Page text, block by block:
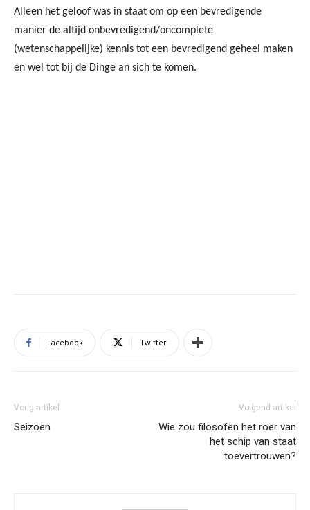
Alleen het geloof was in staat om op een bevredigende
manier de altijd onbevredigend/oncomplete
(wetenschappelijke) kennis tot een bevredigend geheel maken
en wel tot bij de Dinge an sich te komen.
Facebook Twitter
Vorig artikel
Seizoen
Volgend artikel
Wie zou filosofen het roer van
het schip van staat
toevertrouwen?